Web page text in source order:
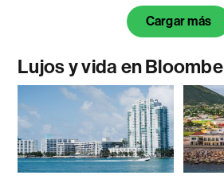
Cargar más
Lujos y vida en